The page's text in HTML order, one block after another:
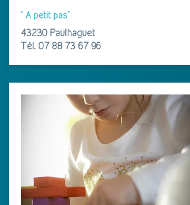
" A petit pas"
43230 Paulhaguet
Tél. 07 88 73 67 96